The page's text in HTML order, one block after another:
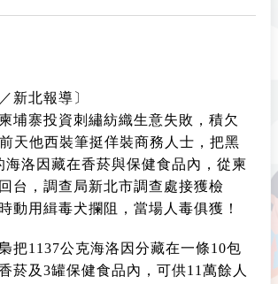
新北報導〕
埔寨投資刺繡紡織生意失敗，積欠
天他西裝筆挺佯裝商務人士，把黑
海洛因藏在香菸與保健食品內，從柬
台，調查局新北市調查處接獲檢
動用緝毒犬攔阻，當場人毒俱獲！
把1137公克海洛因分藏在一條10包
菸及3罐保健食品內，可供11萬餘人